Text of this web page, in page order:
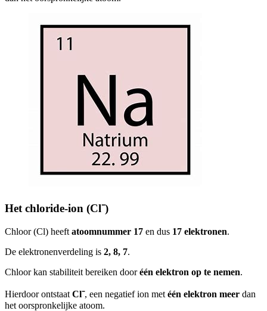
Het chloride-ion (Cl⁻)
Chloor (Cl) heeft atoomnummer 17 en dus 17 elektronen.
De elektronenverdeling is 2, 8, 7.
Chloor kan stabiliteit bereiken dooréén elektron op te nemen.
Hierdoor ontstaat Cl⁻, een negatief ion met één elektron meer dan
het oorspronkelijke atoom.